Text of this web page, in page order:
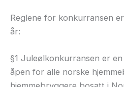
Reglene for konkurransen
år:
§1 Juleølkonkurransen er
åpen for alle norske